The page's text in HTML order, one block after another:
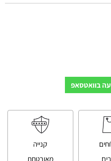
בוואטסאפ
קנייה
מאובטחת